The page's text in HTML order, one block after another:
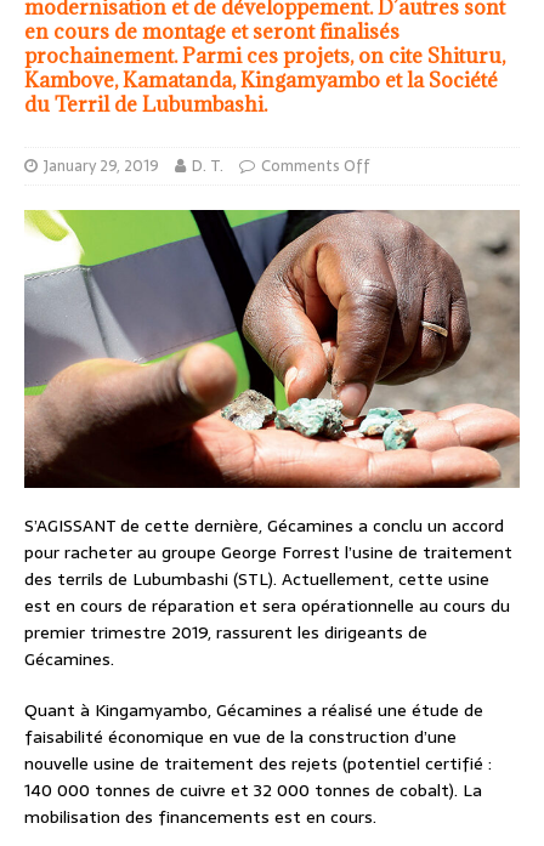
modernisation et de développement. D’autres sont
en cours de montage et seront finalisés
prochainement. Parmi ces projets, on cite Shituru,
Kambove, Kamatanda, Kingamyambo et la Société
du Terril de Lubumbashi.
January 29, 2019 D. T. Comments Off
S’AGISSANT de cette dernière, Gécamines a conclu un accord
pour racheter au groupe George Forrest l’usine de traitement
des terrils de Lubumbashi (STL). Actuellement, cette usine
est en cours de réparation et sera opérationnelle au cours du
premier trimestre 2019, rassurent les dirigeants de
Gécamines.
Quant à Kingamyambo, Gécamines a réalisé une étude de
faisabilité économique en vue de la construction d’une
nouvelle usine de traitement des rejets (potentiel certifié :
140 000 tonnes de cuivre et 32 000 tonnes de cobalt). La
mobilisation des financements est en cours.